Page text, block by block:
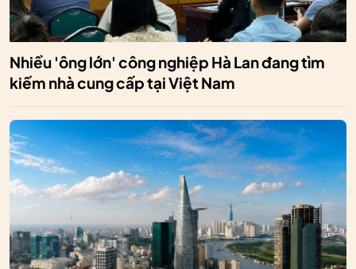
Nhiều 'ông lớn' công nghiệp Hà Lan đang tìm
kiếm nhà cung cấp tại Việt Nam